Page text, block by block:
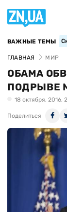
ВАЖНЫЕ ТЕМЫ
ГЛАВНАЯ МИР
ОБАМА
ПОДРЫВЕ
18 октября, 2016,
Поделиться